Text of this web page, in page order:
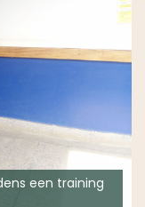
een training